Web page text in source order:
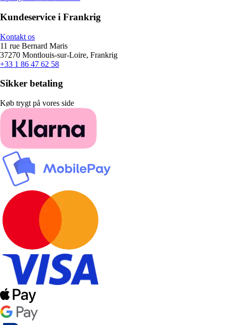
Kundeservice i Frankrig
Kontakt os
11 rue Bernard Maris
37270 Montlouis-sur-Loire, Frankrig
+33 1 86 47 62 58
Sikker betaling
Køb trygt på vores side